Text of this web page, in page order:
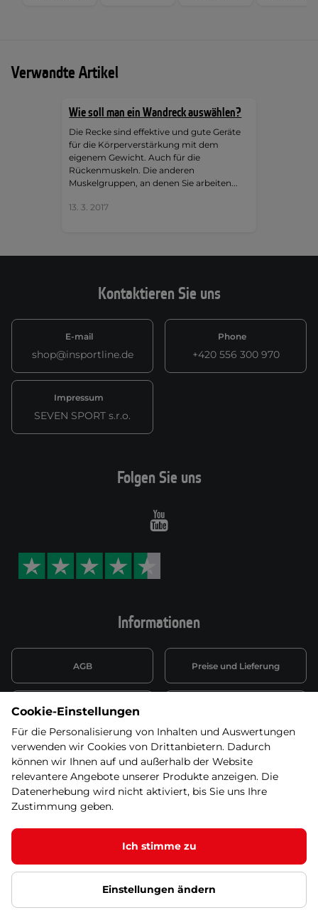
Verwandte Artikel
Wie soll man ein Wandreck auswählen?
Die Recke sind effektive und gute Geräte
für die Körperverstärkung mit dem
eigenem Gewicht. Auch für die
Rückenmuskeln. Die anderen
Muskelgruppen, an denen Sie arbeiten...
13. 3. 2017
Kontaktieren Sie uns
E-mail
shop@insportline.de
Phone
+420 556 300 970
Impressum
SEVEN SPORT s.r.o.
Informationen
AGB Preise und Lieferung
Datenschutzerklärung
Wiederufsbelehrung mit Link
zum Formular
Batterieentsorgung
Informationen zu Elektro-
und Elektonikgeräten
Widerruf erklären
Folgen Sie uns
Youtube
© 2026 SEVEN SPORT s.r.o Alle Rechte vorbehalten1
Datenschutzgrundsätze Google Datenschutz Google
Cookie-Einstellungen
Für die Personalisierung von Inhalten und Auswertungen
verwenden wir Cookies von Drittanbietern. Dadurch
können wir Ihnen auf und außerhalb der Website
relevantere Angebote unserer Produkte anzeigen. Die
Datenerhebung wird nicht aktiviert, bis Sie uns Ihre
Zustimmung geben.
Ich stimme zu
Einstellungen ändern